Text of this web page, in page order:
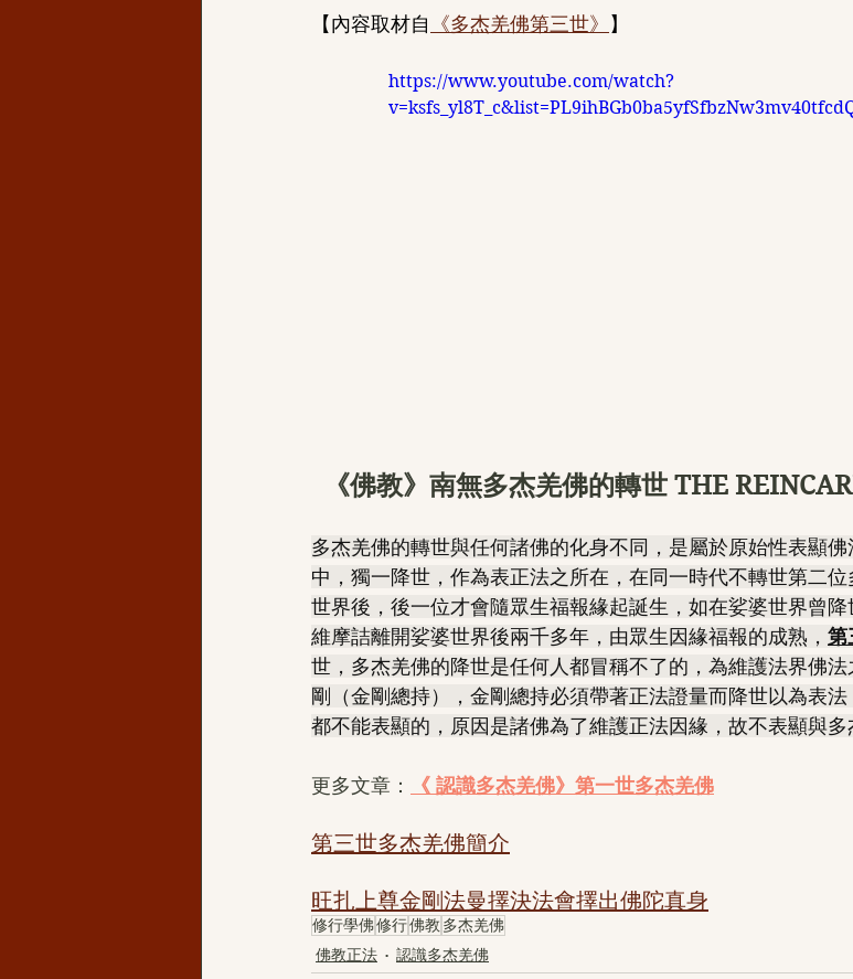
【內容取材自 《多杰羌佛第三世》 】
https://www.youtube.com/watch?
《佛教》南無多杰羌佛的轉世 THE
多杰羌佛的轉世與任何諸佛的化身不同，是屬於原始性表顯
中，獨一降世，作為表正法之所在，在同一時代不轉世第二
世界後，後一位才會隨眾生福報緣起誕生，如在娑婆世界曾降
維摩詰離開娑婆世界後兩千多年，由眾生因緣福報的成熟， 第
世，多杰羌佛的降世是任何人都冒稱不了的，為維護法界佛
剛（金剛總持），金剛總持必須帶著正法證量而降世以為表
都不能表顯的，原因是諸佛為了維護正法因緣，故不表顯與多
更多文章： 《 認識多杰羌佛》第一世多杰羌佛
第三世多杰羌佛簡介
旺扎上尊金剛法曼擇決法會擇出佛陀真身
修行學佛修行佛教 多杰羌佛
佛教正法
認識多杰羌佛